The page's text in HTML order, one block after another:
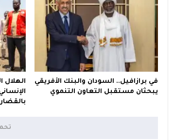
في برازافيل.. السودان والبنك الأفريقي
يبحثان مستقبل التعاون التنموي
الهلال